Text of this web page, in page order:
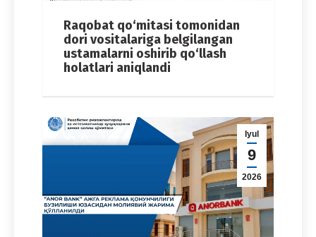
Raqobat qo‘mitasi tomonidan
dori vositalariga belgilangan
ustamalarni oshirib qo‘llash
holatlari aniqlandi
Iyul
9
2026